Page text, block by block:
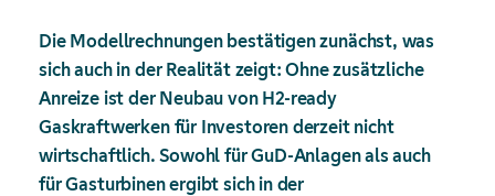
Die Modellrechnungen bestätigen zunächst, was
sich auch in der Realität zeigt: Ohne zusätzliche
Anreize ist der Neubau von H2-ready
Gaskraftwerken für Investoren derzeit nicht
wirtschaftlich. Sowohl für GuD-Anlagen als auch
für Gasturbinen ergibt sich in der